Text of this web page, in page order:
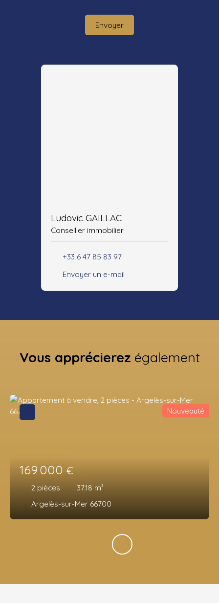
Envoyer
Ludovic GAILLAC
Conseiller immobilier
+33 6 47 85 83 97
Envoyer un e-mail
Vous apprécierez également
169 000 €
2 pièces 37.18 m²
Argelès-sur-Mer 66700
Nouveauté